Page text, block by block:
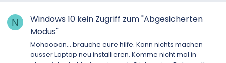
N
Windows 10 kein Zugriff zum "Abgesicherten
Modus"
Mohoooon... brauche eure hilfe. Kann nichts machen
ausser Laptop neu installieren. Komme nicht mal in